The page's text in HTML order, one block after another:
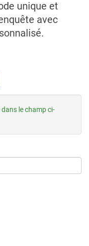
unique et
avec
le champ ci-